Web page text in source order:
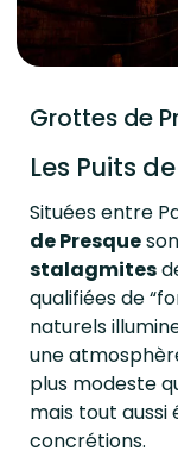
Grottes de
Les Puits
Situées entre
de Presque
stalagmites
qualifiées de
naturels
une
plus modeste
mais tout
concrétions.